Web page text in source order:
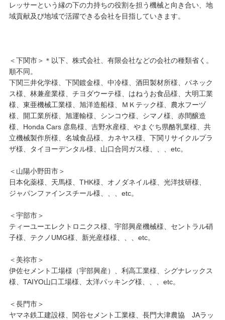
レッサーという縁の下の力持ちの役割を担う機械と向き合い、地
域貢献及び地域で活躍できる会社を目指していきます。
＜下関市＞＊以下、株式会社、有限会社などの会社の種類省く。
順不同。
下関三井化学様、下関鍍金様、中冷様、酒田製材所様、パネック
ス様、林兼産業様、チヨダウーテ様、はねうお食品様、大明工業
様、東亜機械工業様、旭洋造船様、ＭＫテック様、農水フーヅ
様、開工業所様、旭運輸様、シンコウ様、シマノ様、赤間醸造
様、Honda Cars 彦島様、吉野水産様、やまぐち県酪乳業様、共
立機械製作所様、名城食品様、カネヤス様、下関リサイクルプラ
ザ様、タイヨーデンタル様、山口合同ガス様、、、etc。
＜山陽小野田市＞
日本化薬様、天馬様、THK様、オノダネイル様、光洋技研様、
ジャパンファインスチール様、、、etc。
＜宇部市＞
ティーユーエレクトロニクス様、宇部興産機械様、セントラル硝
子様、テクノUMG様、新光産様様、、、etc。
＜美祢市＞
伊佐セメント工場様（宇部興産）、利高工業様、シグナレックス
様、TAIYO山口工場様、太洋パッキング様、、、etc。
＜長門市＞
ヤマネ鉄工建設様、関谷セメント工業様、長門大津農協 JAラッ